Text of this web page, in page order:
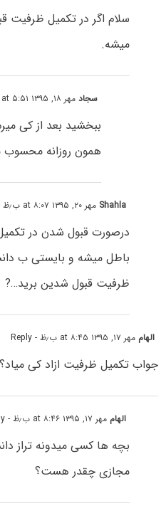
سلام اگر در تکمیل ظرفیت
میشه.
سجادمهر ۱۸, ۱۳۹۵ at ۵:۵۱ ب٫ظ
ببخشید بعد از کی
همون روزانه
Shahla مهر ۲۰, ۱۳۹۵ at ۸:۰۷ ب٫ظ
درصورت قبول شدن در
باطل میشه و بایستی ب
ظرفیت قبول شدین برید…?
الهام مهر ۱۷, ۱۳۹۵ at ۸:۴۵ ب٫ظ - Reply
جواب تکمیل ظرفیت ازاد کی
الهام مهر ۱۷, ۱۳۹۵ at ۸:۴۶ ب٫ظ - Reply
بچه ها کسی میدونه تراز
مجازی چقدر هست؟